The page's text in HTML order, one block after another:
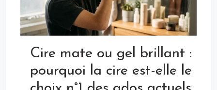
Cire mate ou gel brillant :
pourquoi la cire est-elle le